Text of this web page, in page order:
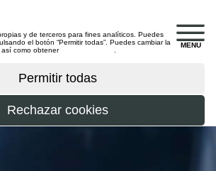
MENU
y de terceros para fines analíticos. Puedes
el botón “Permitir todas”. Puedes cambiar la
así como obtener